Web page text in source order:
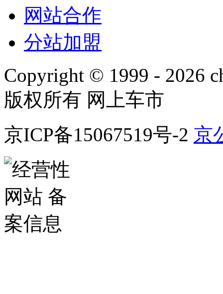
网站合作
分站加盟
Copyright © 1999 - 2026
版权所有 网上车市
京ICP备15067519号-2 京